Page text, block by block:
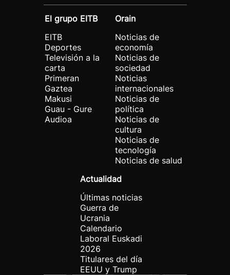
El grupo EITB
EITB
Deportes
Televisión a la
carta
Primeran
Gaztea
Makusi
Guau - Gure
Audioa
Orain
Noticias de
economía
Noticias de
sociedad
Noticias
internacionales
Noticias de
política
Noticias de
cultura
Noticias de
tecnología
Noticias de salud
Actualidad
Últimas noticias
Guerra de
Ucrania
Calendario
Laboral Euskadi
2026
Titulares del día
EEUU y Trump